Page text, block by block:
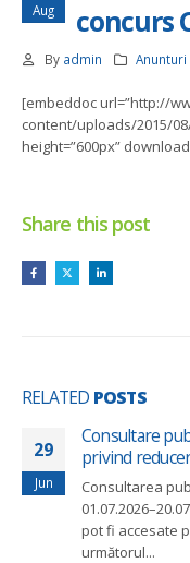
Aug
concurs
By admin Anunturi
[embeddoc url=”http://
content/uploads/2015/
height=”600px”
Share this post
RELATED POSTS
29
Jun
Consultare
privind
Consultarea
pot fi accesate
următorul...